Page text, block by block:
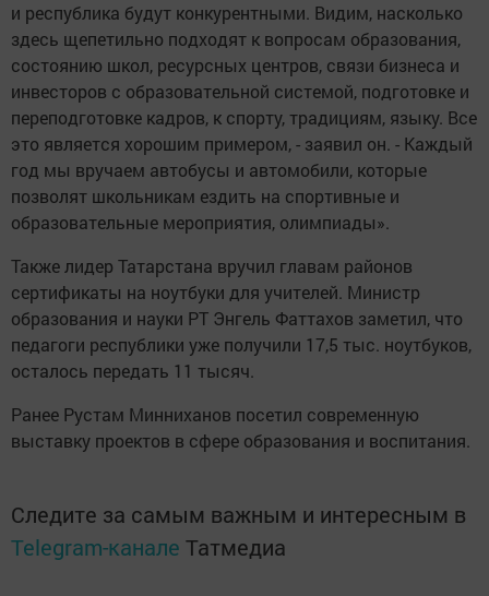
и республика будут конкурентными. Видим, насколько
здесь щепетильно подходят к вопросам образования,
состоянию школ, ресурсных центров, связи бизнеса и
инвесторов с образовательной системой, подготовке и
переподготовке кадров, к спорту, традициям, языку. Все
это является хорошим примером, - заявил он. - Каждый
год мы вручаем автобусы и автомобили, которые
позволят школьникам ездить на спортивные и
образовательные мероприятия, олимпиады».
Также лидер Татарстана вручил главам районов
сертификаты на ноутбуки для учителей. Министр
образования и науки РТ Энгель Фаттахов заметил, что
педагоги республики уже получили 17,5 тыс. ноутбуков,
осталось передать 11 тысяч.
Ранее Рустам Минниханов посетил современную
выставку проектов в сфере образования и воспитания.
Следите за самым важным и интересным в
Telegram-канале Татмедиа